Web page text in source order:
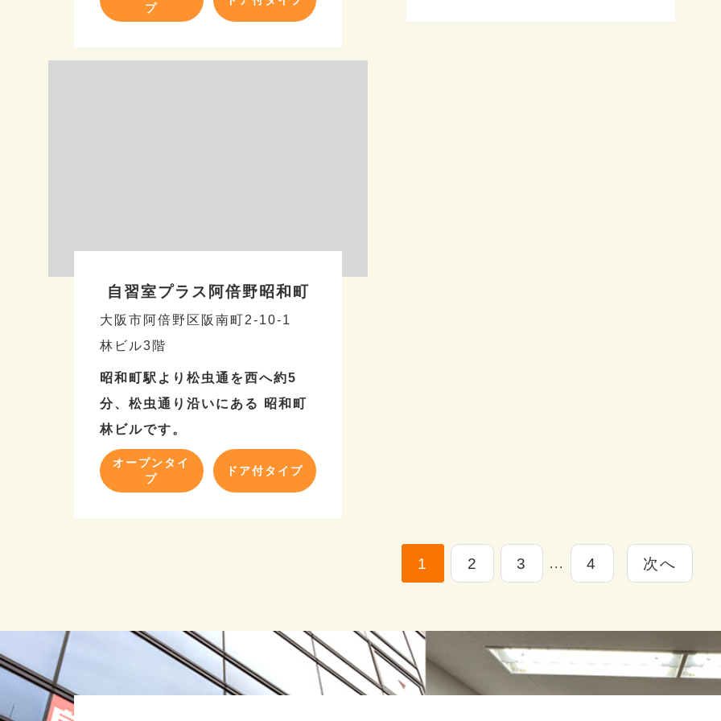
プ
自習室プラス阿倍野昭和町
大阪市阿倍野区阪南町2-10-1
林ビル3階
昭和町駅より松虫通を西へ約5
分、松虫通り沿いにある 昭和町
林ビルです。
オープンタイ
プ
ドア付タイプ
1 2 3 ... 4 次へ